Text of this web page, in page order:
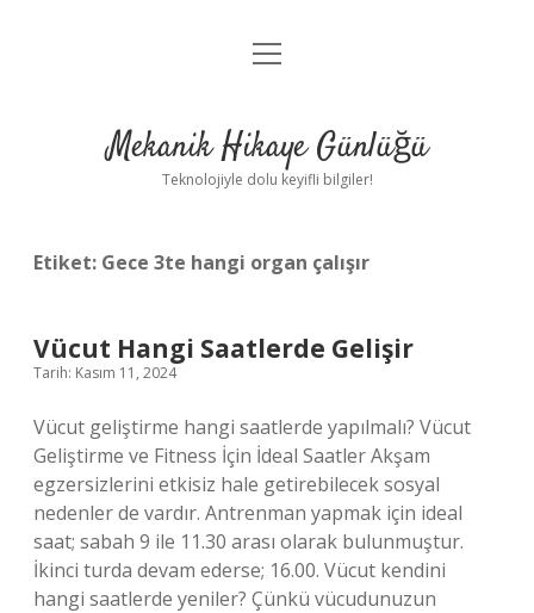
Anasayfa
Yasal Uyarı
menüyü
Mekanik Hikaye Günlüğü
Teknolojiyle dolu keyifli bilgiler!
Etiket: Gece 3te hangi organ çalışır
Vücut Hangi Saatlerde Gelişir
Tarih: Kasım 11, 2024
Vücut geliştirme hangi saatlerde yapılmalı? Vücut
Geliştirme ve Fitness İçin İdeal Saatler Akşam
egzersizlerini etkisiz hale getirebilecek sosyal
nedenler de vardır. Antrenman yapmak için ideal
saat; sabah 9 ile 11.30 arası olarak bulunmuştur.
İkinci turda devam ederse; 16.00. Vücut kendini
hangi saatlerde yeniler? Çünkü vücudunuzun